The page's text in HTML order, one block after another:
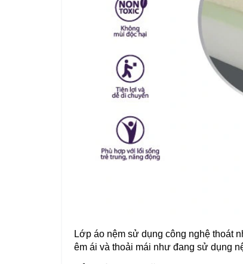
Lớp áo nệm sử dụng công nghệ thoát
êm ái và thoải mái như đang sử dụng